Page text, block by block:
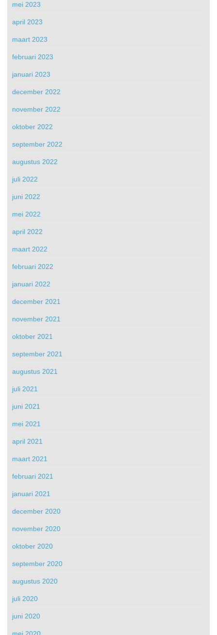
mei 2023
april 2023
maart 2023
februari 2023
januari 2023
december 2022
november 2022
oktober 2022
september 2022
augustus 2022
juli 2022
juni 2022
mei 2022
april 2022
maart 2022
februari 2022
januari 2022
december 2021
november 2021
oktober 2021
september 2021
augustus 2021
juli 2021
juni 2021
mei 2021
april 2021
maart 2021
februari 2021
januari 2021
december 2020
november 2020
oktober 2020
september 2020
augustus 2020
juli 2020
juni 2020